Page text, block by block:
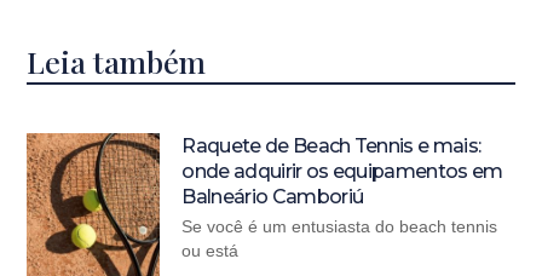
Leia também
Raquete de Beach Tennis e mais:
onde adquirir os equipamentos em
Balneário Camboriú
Se você é um entusiasta do beach tennis
ou está